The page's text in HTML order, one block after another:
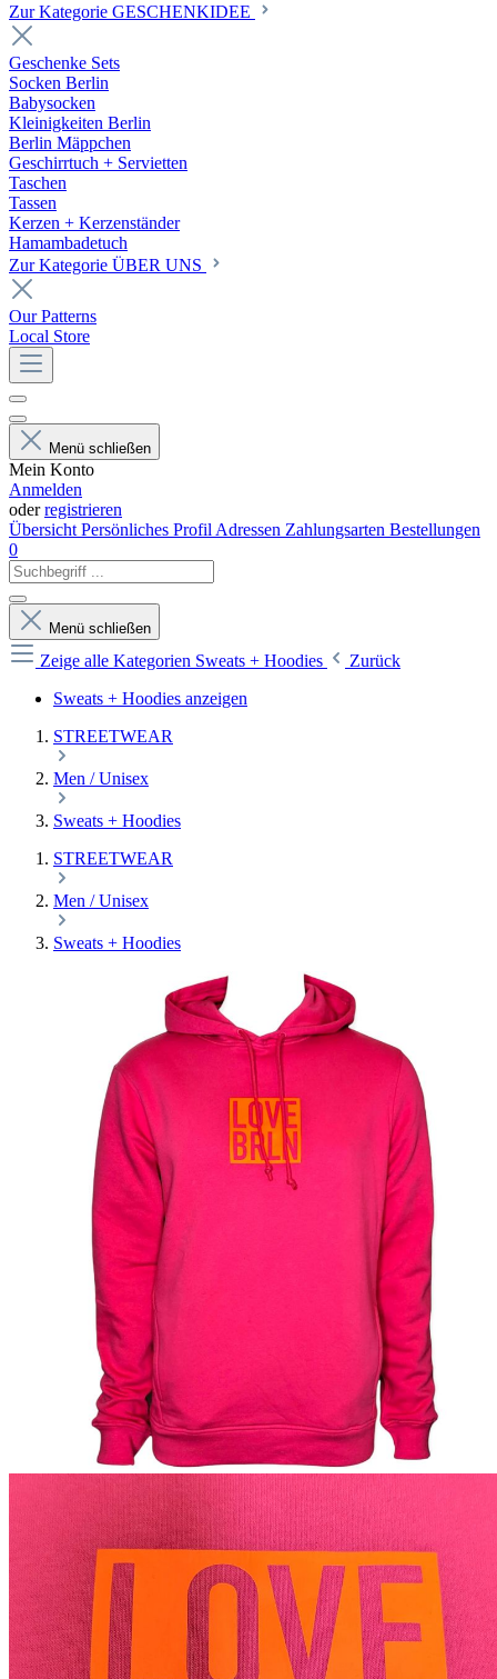
Zur Kategorie GESCHENKIDEE
Geschenke Sets
Socken Berlin
Babysocken
Kleinigkeiten Berlin
Berlin Mäppchen
Geschirrtuch + Servietten
Taschen
Tassen
Kerzen + Kerzenständer
Hamambadetuch
Zur Kategorie ÜBER UNS
Our Patterns
Local Store
Menü schließen
Mein Konto
Anmelden
oderregistrieren
Übersicht Persönliches Profil Adressen Zahlungsarten Bestellungen
0
Menü schließen
Zeige alle Kategorien Sweats + Hoodies
Zurück
Sweats + Hoodies anzeigen
STREETWEAR
Men / Unisex
Sweats + Hoodies
STREETWEAR
Men / Unisex
Sweats + Hoodies